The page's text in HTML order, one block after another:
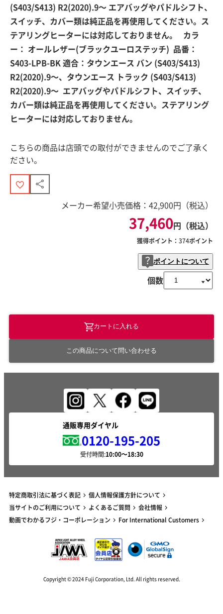
(S403/S413) R2(2020).9～ エアバッグやパドルシフト、
スイッチ、カバー類は純正品を再使用してください。ス
テアリングヒーターには対応しておりません。 カラ
ー： オールレザー(ブラックユーロステッチ) 品番：
S403-LPB-BK 適合：タウンエース バン (S403/S413)
R2(2020).9～、タウンエース トラック (S403/S413)
R2(2020).9～ エアバッグやパドルシフト、スイッチ、
カバー類は純正品を再使用してください。ステアリング
ヒーターには対応しておりません。
こちらの商品は店頭での取付ができませんのでご了承く
ださい。
メーカー希望小売価格： 42,900円（税込）
37,460円（税込）
獲得ポイント： 374ポイント
ポイントについて
個数
この商品について問い合わせる
カートに入れる
通販専用ダイヤル
0120-195-205
受付時間:
特定商取引法に基づく表記
個人情報保護方針について
当サイトのご利用について
よくあるご質問
会社情報
動画でわかるフジ・コーポレーション
For International Customers
Copyright © 2024 Fuji Corporation, Ltd. All rights reserved.